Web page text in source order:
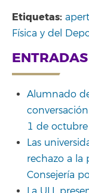
Etiquetas:
Física y del
Alumnado
1 de
Las
rechazo a la
Consejería